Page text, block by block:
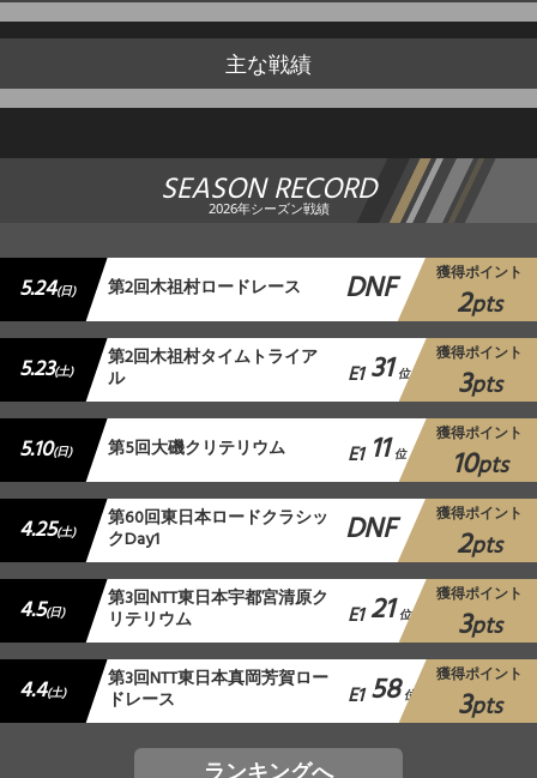
主な戦績
SEASON RECORD
2026年シーズン戦績
5.24(日) 第2回木祖村ロードレース DNF 獲得ポイント
2pts
5.23(土) 第2回木祖村タイムトライア
ル E1 31 位
獲得ポイント
3pts
5.10(日) 第5回大磯クリテリウム E1 11 位
獲得ポイント
10pts
4.25(土) 第60回東日本ロードクラシッ
クDay1 DNF 獲得ポイント
2pts
4.5(日) 第3回NTT東日本宇都宮清原ク
リテリウム E1 21 位
獲得ポイント
3pts
4.4(土) 第3回NTT東日本真岡芳賀ロー
ドレース E1 58 位
獲得ポイント
3pts
ランキングへ